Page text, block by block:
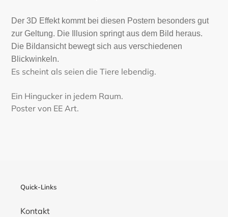
Der 3D Effekt kommt bei diesen Postern besonders gut
zur Geltung. Die Illusion springt aus dem Bild heraus.
Die Bildansicht bewegt sich aus verschiedenen
Blickwinkeln.
Es scheint als seien die Tiere lebendig.
Ein Hingucker in jedem Raum.
Poster von EE Art.
Quick-Links
Kontakt